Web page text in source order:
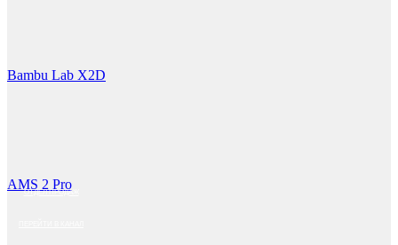
ОТДЕЛ ПРОДАЖ
Bambu Lab X2D
AMS 2 Pro